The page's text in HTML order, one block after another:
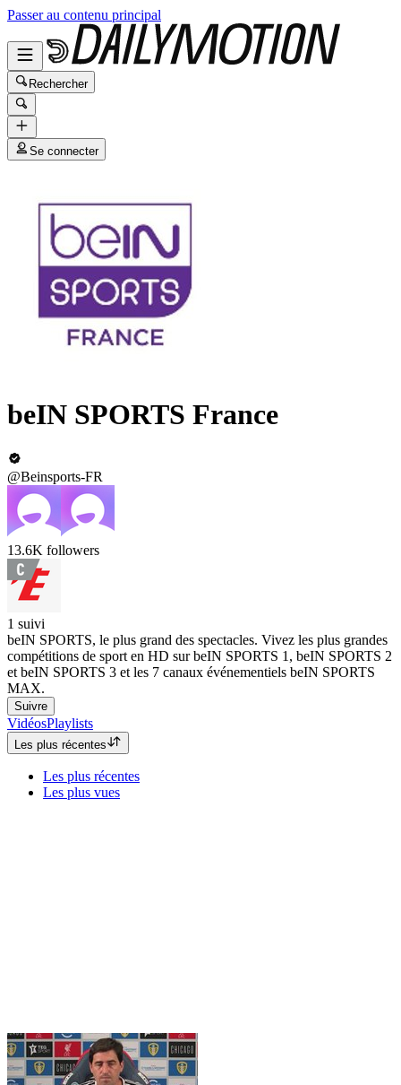
Passer au contenu principal
Rechercher
Se connecter
beIN SPORTS France
@Beinsports-FR
13.6K followers
1 suivi
beIN SPORTS, le plus grand des spectacles. Vivez les plus grandes
compétitions de sport en HD sur beIN SPORTS 1, beIN SPORTS 2
et beIN SPORTS 3 et les 7 canaux événementiels beIN SPORTS
MAX.
Suivre
VidéosPlaylists
Les plus récentes
Les plus récentes
Les plus vues